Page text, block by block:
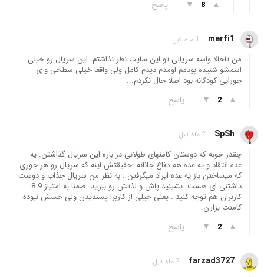
▲
8
▼ پاسخ
merfi1 1 ماه قبل
من تاحالا واسه سریالی تو این سایت نظر نذاشتم، این سریال رو خیلی
اسمشو شنیده بودمم اومدم دیدم کامل ولی واقعا خیلی سطحی و ی
جورایی کودکانه بود اصلا حال نکردم...
▲
2
▼ پاسخ
SpSh 2 ماه قبل
چقدر خوبه که دوستان کامنهای طولانی در باره این سریال گذاشتن. یه
عده انتقاد و یه عده هم دفاع جانانه. حقیقتش اینه که سریال رو هر جوری
که میساختن باز یه عده ایراد میگرفتن . به نظر من سریال جذاب و دوست
داشتنی ای هست. بشینید پاش و لذتش رو ببرید. ضمنا به امتیاز 8.9
کاربران هم توجه کنید . یعنی خیلی از کاربرا پسندیدن ولی حسش نبوده
کامنت بزارن.
▲
2
▼ پاسخ
farzad3727 2 ماه قبل